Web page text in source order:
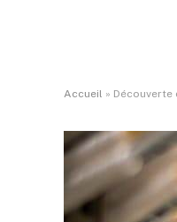
Accueil »